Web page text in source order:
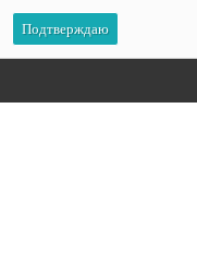
Подтверждаю